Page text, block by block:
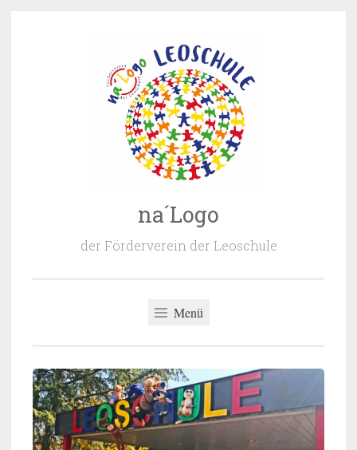
na´Logo
der Förderverein der Leoschule
Menü